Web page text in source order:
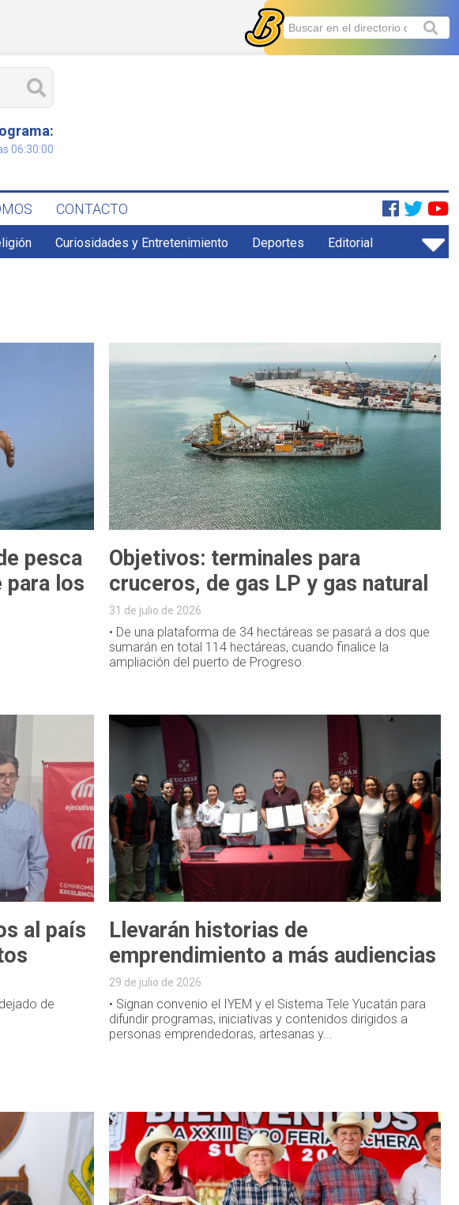
06:30:00
CONTACTO
Curiosidades y Entretenimiento Deportes Editorial
pesca
para los
Objetivos: terminales para
cruceros, de gas LP y gas natural
31 de julio de 2026
• De una plataforma de 34 hectáreas se pasará a dos que
sumarán en total 114 hectáreas, cuando finalice la
ampliación del puerto de Progreso.
al país
de
Llevarán historias de
emprendimiento a más audiencias
29 de julio de 2026
• Signan convenio el IYEM y el Sistema Tele Yucatán para
difundir programas, iniciativas y contenidos dirigidos a
personas emprendedoras, artesanas y...